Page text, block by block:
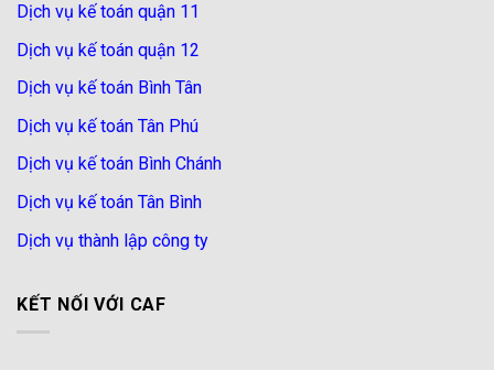
Dịch vụ kế toán quận 11
Dịch vụ kế toán quận 12
Dịch vụ kế toán Bình Tân
Dịch vụ kế toán Tân Phú
Dịch vụ kế toán Bình Chánh
Dịch vụ kế toán Tân Bình
Dịch vụ thành lập công ty
KẾT NỐI VỚI CAF